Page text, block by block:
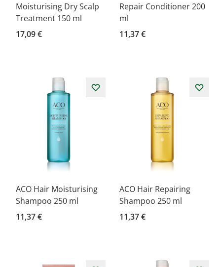
Moisturising Dry Scalp
Treatment 150 ml
17,09 €
Repair Conditioner 200
ml
11,37 €
ACO Hair Moisturising
Shampoo 250 ml
11,37 €
ACO Hair Repairing
Shampoo 250 ml
11,37 €